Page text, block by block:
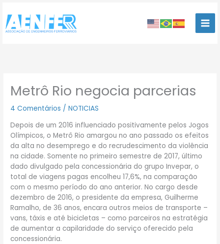
para
conteúdo
Metrô Rio negocia parcerias
4 Comentários /NOTICIAS
Depois de um 2016 influenciado positivamente pelos Jogos
Olímpicos, o Metrô Rio amargou no ano passado os efeitos
da alta no desemprego e do recrudescimento da violência
na cidade. Somente no primeiro semestre de 2017, último
dado divulgado pela concessionária do grupo Invepar, o
total de viagens pagas encolheu 17,6%, na comparação
com o mesmo período do ano anterior. No cargo desde
dezembro de 2016, o presidente da empresa, Guilherme
Ramalho, de 36 anos, encara outros meios de transporte –
vans, táxis e até bicicletas – como parceiros na estratégia
de aumentar a capilaridade do serviço oferecido pela
concessionária.